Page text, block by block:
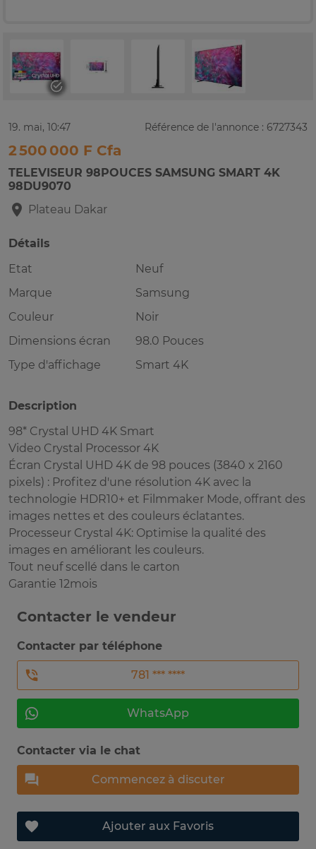
19. mai, 10:47 Référence de l'annonce : 6727343
2 500 000 F Cfa
TELEVISEUR 98POUCES SAMSUNG SMART 4K
98DU9070
Plateau Dakar
Détails
Etat
Neuf
Marque
Samsung
Couleur
Noir
Dimensions écran
98.0 Pouces
Type d'affichage
Smart 4K
Description
98* Crystal UHD 4K Smart
Video Crystal Processor 4K
Écran Crystal UHD 4K de 98 pouces (3840 x 2160
pixels) : Profitez d'une résolution 4K avec la
technologie HDR10+ et Filmmaker Mode, offrant des
images nettes et des couleurs éclatantes.
Processeur Crystal 4K: Optimise la qualité des
images en améliorant les couleurs.
Tout neuf scellé dans le carton
Garantie 12mois
Contacter le vendeur
Contacter par téléphone
781 *** ****
WhatsApp
Contacter via le chat
Commencez à discuter
Ajouter aux Favoris